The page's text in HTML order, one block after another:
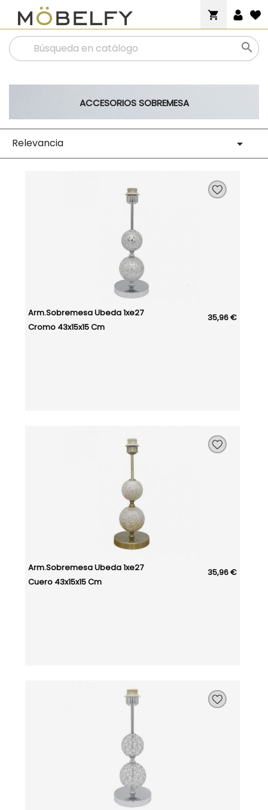
shopping_cart

ACCESORIOS SOBREMESA
Relevancia 
Arm.sobremesa Ubeda 1xe27
Cromo 43x15x15 Cm
35,96 €
Arm.sobremesa Ubeda 1xe27
Cuero 43x15x15 Cm
35,96 €